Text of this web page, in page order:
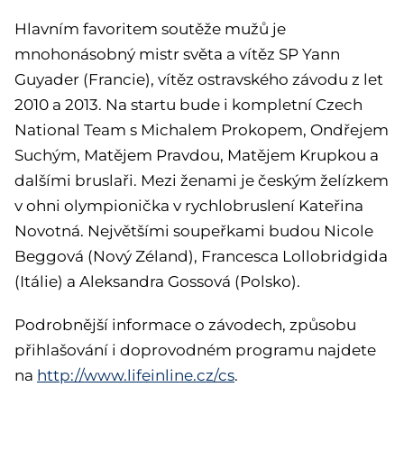
Hlavním favoritem soutěže mužů je
mnohonásobný mistr světa a vítěz SP Yann
Guyader (Francie), vítěz ostravského závodu z let
2010 a 2013. Na startu bude i kompletní Czech
National Team s Michalem Prokopem, Ondřejem
Suchým, Matějem Pravdou, Matějem Krupkou a
dalšími bruslaři. Mezi ženami je českým želízkem
v ohni olympionička v rychlobruslení Kateřina
Novotná. Největšími soupeřkami budou Nicole
Beggová (Nový Zéland), Francesca Lollobridgida
(Itálie) a Aleksandra Gossová (Polsko).
Podrobnější informace o závodech, způsobu
přihlašování i doprovodném programu najdete
na http://www.lifeinline.cz/cs.